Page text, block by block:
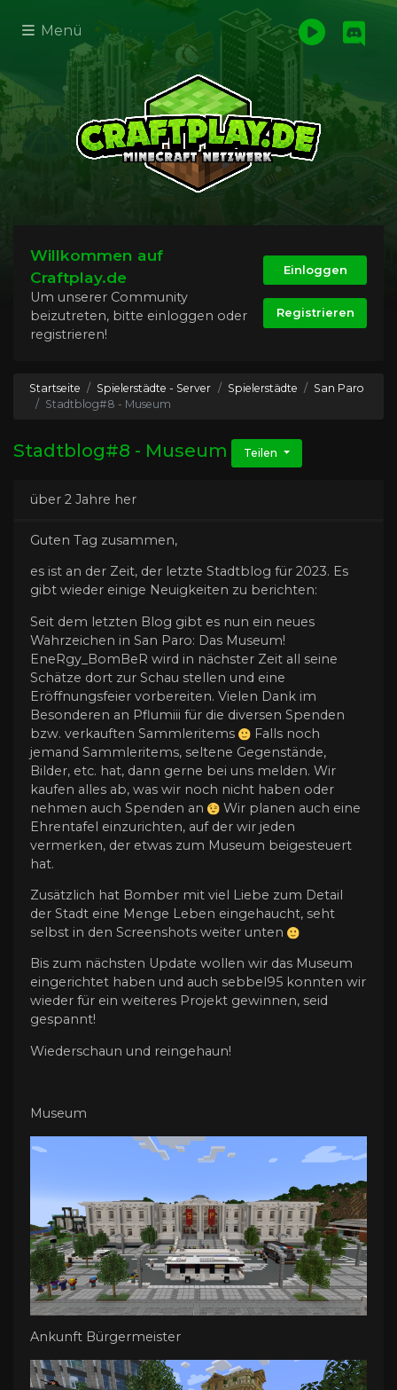
Menü
Willkommen auf
Craftplay.de
Um unserer Community
beizutreten, bitte einloggen oder
registrieren!
Einloggen
Registrieren
Startseite Spielerstädte - Server Spielerstädte
San Paro
Stadtblog#8 - Museum
Stadtblog#8 - Museum Teilen
über 2 Jahre her
Guten Tag zusammen,
es ist an der Zeit, der letzte Stadtblog für 2023. Es
gibt wieder einige Neuigkeiten zu berichten:
Seit dem letzten Blog gibt es nun ein neues
Wahrzeichen in San Paro: Das Museum!
EneRgy_BomBeR wird in nächster Zeit all seine
Schätze dort zur Schau stellen und eine
Eröffnungsfeier vorbereiten. Vielen Dank im
Besonderen an Pflumiii für die diversen Spenden
bzw. verkauften Sammleritems
Falls noch
jemand Sammleritems, seltene Gegenstände,
Bilder, etc. hat, dann gerne bei uns melden. Wir
kaufen alles ab, was wir noch nicht haben oder
nehmen auch Spenden an
Wir planen auch eine
Ehrentafel einzurichten, auf der wir jeden
vermerken, der etwas zum Museum beigesteuert
hat.
Zusätzlich hat Bomber mit viel Liebe zum Detail
der Stadt eine Menge Leben eingehaucht, seht
selbst in den Screenshots weiter unten
Bis zum nächsten Update wollen wir das Museum
eingerichtet haben und auch sebbel95 konnten wir
wieder für ein weiteres Projekt gewinnen, seid
gespannt!
Wiederschaun und reingehaun!
Museum
Ankunft Bürgermeister